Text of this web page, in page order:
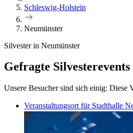
Schleswig-Holstein
Neumünster
Silvester in Neumünster
Gefragte Silvesterevents
Unsere Besucher sind sich einig: Diese
Veranstaltungsort für Stadthalle